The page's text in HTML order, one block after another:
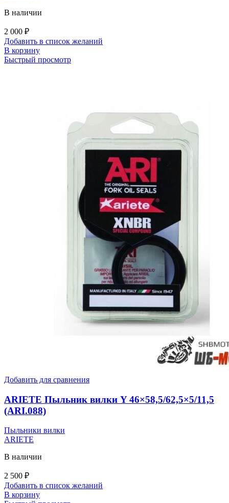
В наличии
2 000 ₽
Добавить в список желаний
В корзину
Быстрый просмотр
Добавить для сравнения
ARIETE Пыльник вилки Y 46×58,5/62,5×5/11,5
(ARI.088)
Пыльники вилки
ARIETE
В наличии
2 500 ₽
Добавить в список желаний
В корзину